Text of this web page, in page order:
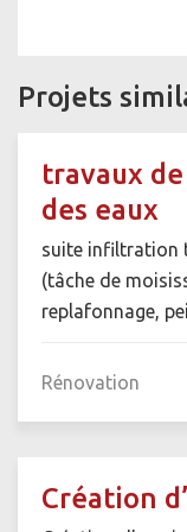
Projets
travaux
des eaux
suite infiltration
(tâche de
replafonnage,
Rénovation
Création